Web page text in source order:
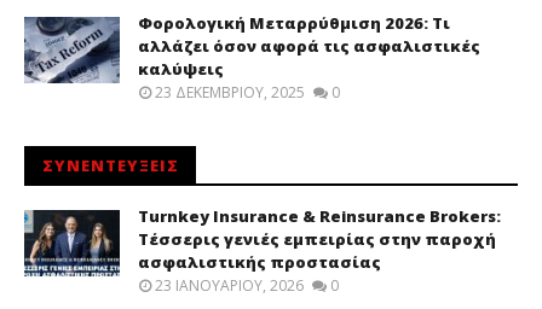
Φορολογική Μεταρρύθμιση 2026: Τι
αλλάζει όσον αφορά τις ασφαλιστικές
καλύψεις
23 ΔΕΚΕΜΒΡΊΟΥ, 2025 0
ΣΥΝΕΝΤΕΥΞΕΙΣ
Turnkey Insurance & Reinsurance Brokers:
Τέσσερις γενιές εμπειρίας στην παροχή
ασφαλιστικής προστασίας
23 ΙΑΝΟΥΑΡΊΟΥ, 2026 0